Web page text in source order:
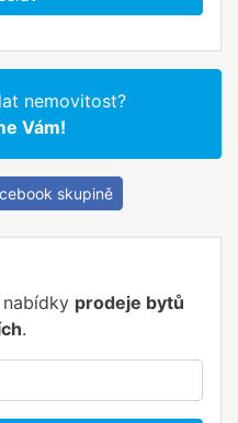
nemovitost?
Vám!
skupině
prodeje bytů
.